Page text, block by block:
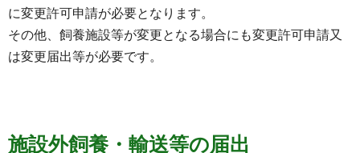
に変更許可申請が必要となります。
その他、飼養施設等が変更となる場合にも変更許可申請又
は変更届出等が必要です。
施設外飼養・輸送等の届出